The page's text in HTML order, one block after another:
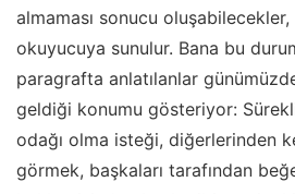
almaması sonucu
okuyucuya sunulur. Bana bu
paragrafta anlatılanlar
geldiği konumu gösteriyor:
odağı olma isteği, diğerlerinden
görmek, başkaları tarafından